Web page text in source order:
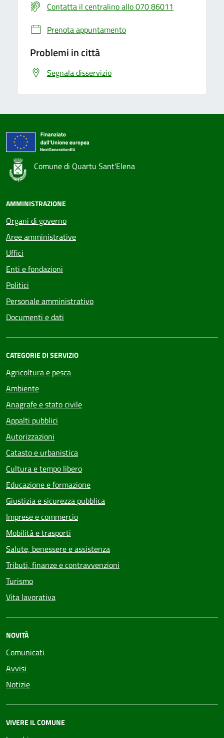
Contatta il centralino allo 070 86011
Prenota appuntamento
Problemi in città
Segnala disservizio
Comune di Quartu Sant'Elena
AMMINISTRAZIONE
Organi di governo
Aree amministrative
Uffici
Enti e fondazioni
Politici
Personale amministrativo
Documenti e dati
CATEGORIE DI SERVIZIO
Agricoltura e pesca
Ambiente
Anagrafe e stato civile
Appalti pubblici
Autorizzazioni
Catasto e urbanistica
Cultura e tempo libero
Educazione e formazione
Giustizia e sicurezza pubblica
Imprese e commercio
Mobilità e trasporti
Salute, benessere e assistenza
Tributi, finanze e contravvenzioni
Turismo
Vita lavorativa
NOVITÀ
Comunicati
Avvisi
Notizie
VIVERE IL COMUNE